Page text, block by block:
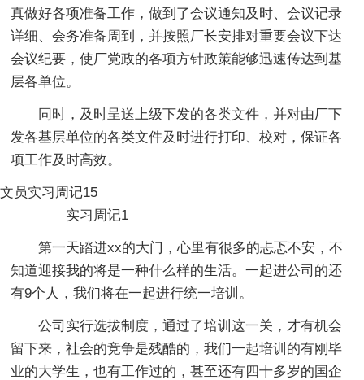
真做好各项准备工作，做到了会议通知及时、会议记录
详细、会务准备周到，并按照厂长安排对重要会议下达
会议纪要，使厂党政的各项方针政策能够迅速传达到基
层各单位。
同时，及时呈送上级下发的各类文件，并对由厂下
发各基层单位的各类文件及时进行打印、校对，保证各
项工作及时高效。
文员实习周记15
实习周记1
第一天踏进xx的大门，心里有很多的忐忑不安，不
知道迎接我的将是一种什么样的生活。一起进公司的还
有9个人，我们将在一起进行统一培训。
公司实行选拔制度，通过了培训这一关，才有机会
留下来，社会的竞争是残酷的，我们一起培训的有刚毕
业的大学生，也有工作过的，甚至还有四十多岁的国企